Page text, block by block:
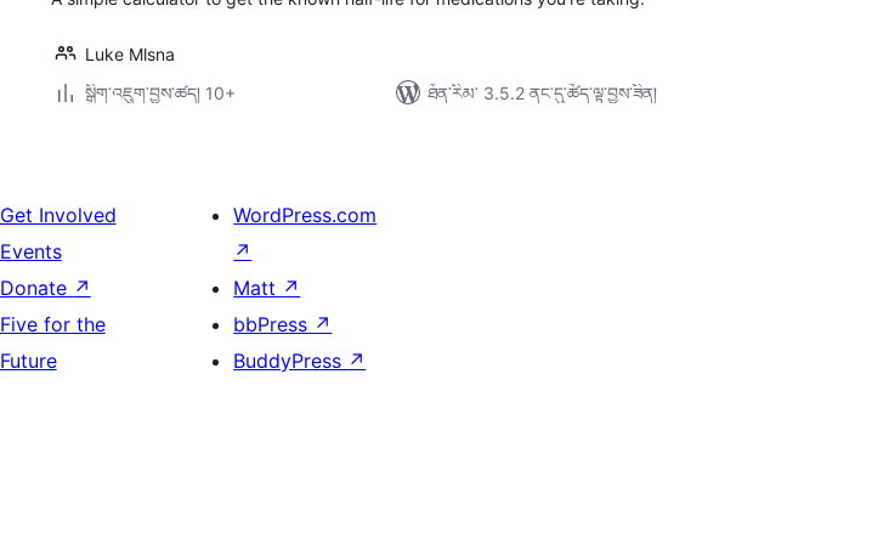
Luke Mlsna
སྒྲིག་འཇུག་བྱས་ཚད། 10+
ཐོན་རིམ་ 3.5.2 ནང་དུ་ཚོད་ལྟ་བྱས་ཟིན།
Get Involved
Events
Donate ↗
Five for the
Future
WordPress.com
↗
Matt ↗
bbPress ↗
BuddyPress ↗